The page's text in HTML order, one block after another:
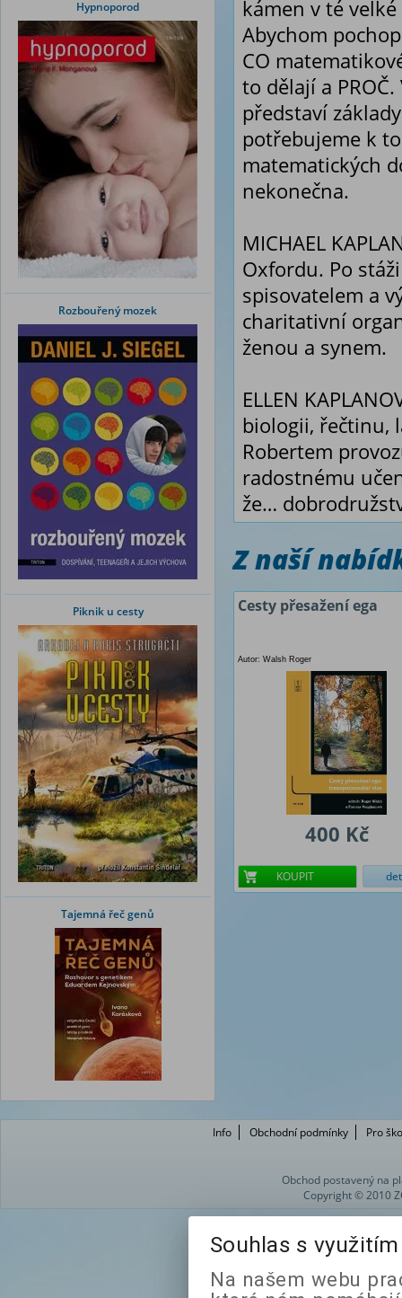
Hypnoporod
Rozbouřený mozek
Piknik u cesty
Tajemná řeč genů
kámen v té
Abychom
CO
to dělají a
představí
potřebujeme k
matematických
nekonečna.
MICHAEL
Oxfordu. Po
spisovatelem a
charitativní
ženou a synem.
ELLEN
biologii, řečtinu,
Robertem
radostnému
že…
Z naší
Cesty přesažení ega
Autor: Walsh Roger
400 Kč
KOUPIT
Info Obchodní podmínky Pro
Obchod postavený na
Copyright © 2010
Souhlas s
Na našem webu